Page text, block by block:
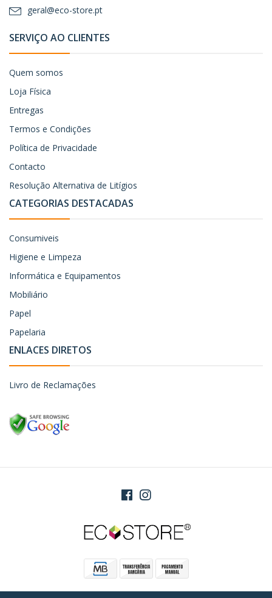
geral@eco-store.pt
SERVIÇO AO CLIENTES
Quem somos
Loja Física
Entregas
Termos e Condições
Política de Privacidade
Contacto
Resolução Alternativa de Litígios
CATEGORIAS DESTACADAS
Consumiveis
Higiene e Limpeza
Informática e Equipamentos
Mobiliário
Papel
Papelaria
ENLACES DIRETOS
Livro de Reclamações